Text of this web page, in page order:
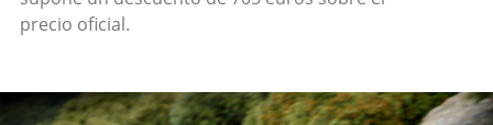
precio oficial.